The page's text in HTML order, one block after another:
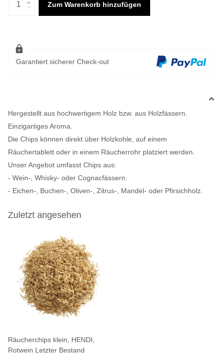
Zum Warenkorb hinzufügen
Garantiert sicherer Check-out
Hergestellt aus hochwertigem Holz bzw. aus Holzfässern.
Einzigartiges Aroma.
Die Chips können direkt über Holzkohle, auf einem
Räuchertablett oder in einem Räucherrohr platziert werden.
Unser Angebot umfasst Chips aus:
- Wein-, Whisky- oder Cognacfässern.
- Eichen-, Buchen-, Oliven-, Zitrus-, Mandel- oder Pfirsichholz.
Zuletzt angesehen
Räucherchips klein, HENDI,
Rotwein Letzter Bestand